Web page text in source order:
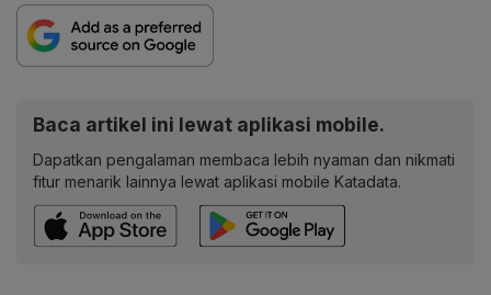
Baca artikel ini lewat aplikasi mobile.
Dapatkan pengalaman membaca lebih nyaman dan nikmati
fitur menarik lainnya lewat aplikasi mobile Katadata.